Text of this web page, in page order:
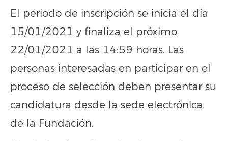
El periodo de inscripción se inicia el día
15/01/2021 y finaliza el próximo
22/01/2021 a las 14:59 horas. Las
personas interesadas en participar en el
proceso de selección deben presentar su
candidatura desde la sede electrónica
de la Fundación.